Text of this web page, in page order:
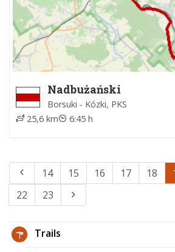
Nadbużański
Borsuki - Kózki, PKS
25,6 km
6:45 h
14 15 16 17 18
22
23
Trails